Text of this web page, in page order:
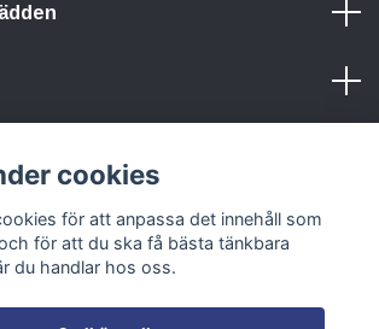
cookies
för att anpassa det innehåll som
för att du ska få bästa tänkbara
du handlar hos oss.